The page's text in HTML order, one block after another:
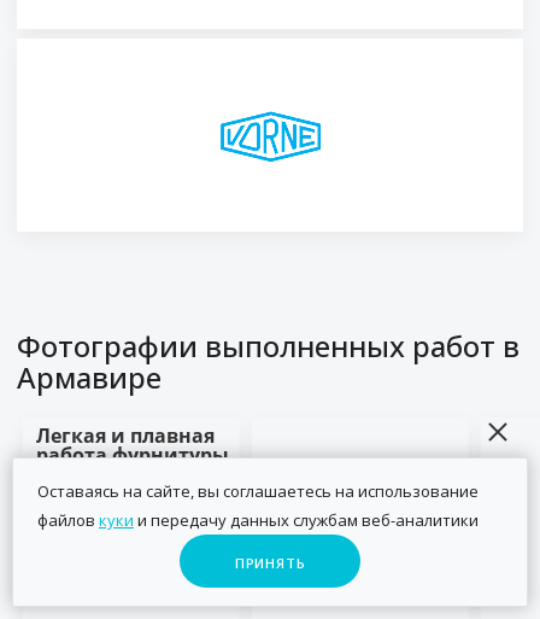
Фотографии выполненных работ в
Армавире
Оставаясь на сайте, вы соглашаетесь на использование
файлов куки и передачу данных службам веб-аналитики
ПРИНЯТЬ
Легкая и плавная
работа фурнитуры